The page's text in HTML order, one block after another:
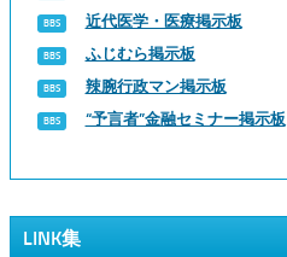
近代医学・医療掲示板
ふじむら掲示板
辣腕行政マン掲示板
“予言者”金融セミナー掲示板
LINK集